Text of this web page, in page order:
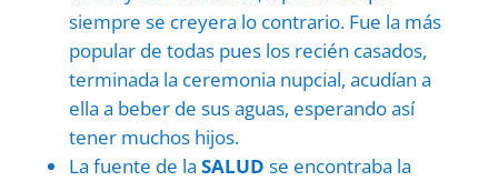
siempre se creyera lo contrario. Fue la más
popular de todas pues los recién casados,
terminada la ceremonia nupcial, acudían a
ella a beber de sus aguas, esperando así
tener muchos hijos.
La fuente de la SALUD se encontraba la